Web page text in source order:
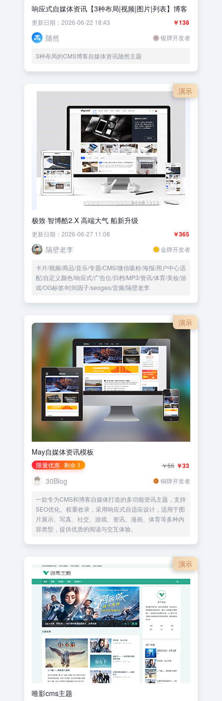
响应式自媒体资讯【3种布局|视频|图片|列表】博客
￥138
更新日期：2026-06-22 18:43
随然 银牌开发者
3种布局的CMS博客自媒体资讯随然主题
演示
极致·智博酷2.X 高端大气 船新升级
￥365
更新日期：2026-06-27 11:08
隔壁老李 金牌开发者
卡片/视频/商品/音乐/专题/CMS/微信吸粉/海报/用户中心适
配/自定义颜色/响应式/广告位/归档/MP3/资讯/体育/美妆/游
戏/OG标签/时间因子/seogeo/音频/隔壁老李
演示
May自媒体资讯模板
限量优惠 剩余 1 ￥33
￥66
30Blog 铜牌开发者
一款专为CMS和博客自媒体打造的多功能资讯主题，支持
SEO优化、权重收录，采用响应式自适应设计，适用于图
片展示、写真、社交、游戏、资讯、漫画、体育等多种内
容类型，提供优质的阅读与交互体验。
演示
唯影cms主题